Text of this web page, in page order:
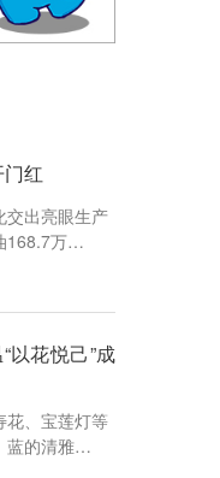
红
交出亮眼生产
168.7万…
以花悦己”成
花、宝莲灯等
蓝的清雅…